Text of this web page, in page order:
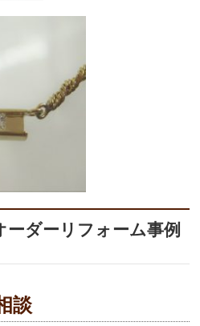
ダーリフォーム事例
談